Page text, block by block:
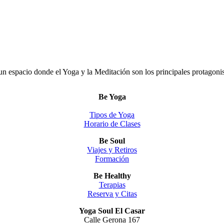
espacio donde el Yoga y la Meditación son los principales
Be Yoga
Tipos de Yoga
Horario de Clases
Be Soul
Viajes y Retiros
Formación
Be Healthy
Terapias
Reserva y Citas
Yoga Soul El Casar
Calle Gerona 167